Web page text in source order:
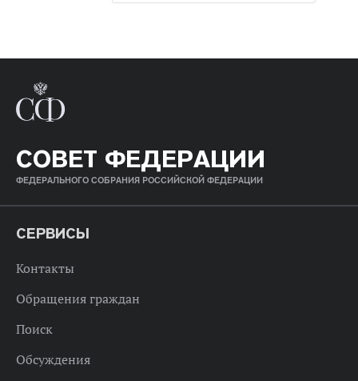
СОВЕТ ФЕДЕРАЦИИ
ФЕДЕРАЛЬНОГО СОБРАНИЯ РОССИЙСКОЙ ФЕДЕРАЦИИ
СЕРВИСЫ
Контакты
Обращения граждан
Поиск
Обсуждения